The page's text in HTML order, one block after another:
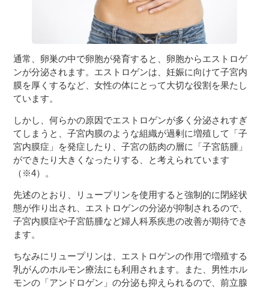
通常、卵巣の中で卵胞が発育すると、卵胞からエストロゲ
ンが分泌されます。エストロゲンは、妊娠に向けて子宮内
膜を厚くするなど、女性の体にとって大切な役割を果たし
ています。
しかし、何らかの原因でエストロゲンが多く分泌されすぎ
てしまうと、子宮内膜のような組織が過剰に増殖して「子
宮内膜症」を発症したり、子宮の筋肉の層に「子宮筋腫」
ができたり大きくなったりする、と考えられています
（※4）。
先述のとおり、リュープリンを使用すると強制的に閉経状
態が作り出され、エストロゲンの分泌が抑制されるので、
子宮内膜症や子宮筋腫など婦人科系疾患の改善が期待でき
ます。
ちなみにリュープリンは、エストロゲンの作用で増殖する
乳がんのホルモン療法にも利用されます。また、男性ホル
モンの「アンドロゲン」の分泌も抑えられるので、前立腺